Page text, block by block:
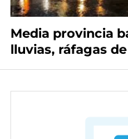
Media provincia
lluvias, ráfagas